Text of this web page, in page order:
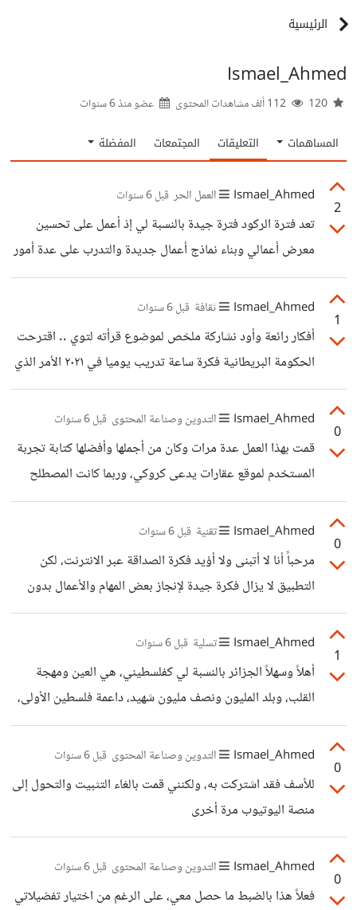
الرئيسية
Ismael_Ahmed
عضو منذ6 سنوات
المساهمات التعليقات المجتمعات المفضلة
2
Ismael_Ahmed العمل الحر قبل 6 سنوات
تعد فترة الركود فترة جيدة بالنسبة لي إذ أعمل على تحسين
معرض أعمالي وبناء نماذج أعمال جديدة والتدرب على عدة أمور
لم يكن بمقدوري فعلها سابقاً
1
Ismael_Ahmed ثقافة قبل 6 سنوات
أفكار رائعة وأود نشاركة ملخص لموضوع قرأته لتوي .. اقترحت
الحكومة البريطانية فكرة ساعة تدريب يوميا في ٢٠٢١ الأمر الذي
يجعل منك إنسانا أفضل كل يوم
0
Ismael_Ahmed التدوين وصناعة المحتوى قبل 6 سنوات
قمت بهذا العمل عدة مرات وكان من أجملها وأفضلها كتابة تجربة
المستخدم لموقع عقارات يدعى كروكي، وربما كانت المصطلح
يبدو حديثاً، لكنه موجود ويمارس منذ زمن وبمسميات مختلفة
0
Ismael_Ahmed تقنية قبل 6 سنوات
مرحباً أنا لا أتبنى ولا أؤيد فكرة الصداقة عبر الانترنت، لكن
التطبيق لا يزال فكرة جيدة لإنجاز بعض المهام والأعمال بدون
حواجز لغوية أو مكانية. ربما سيكون خياراً رائعا لأولئك الذين
يعملون في مجال التجارة الالكترونية ويودون استهداف اسواق
جديدة بدون أن تؤثر عليهم عوائق لغوية.
1
Ismael_Ahmed تسلية قبل 6 سنوات
أهلاً وسهلاً الجزائر بالنسبة لي كفلسطيني، هي العين ومهجة
القلب، وبلد المليون ونصف مليون شهيد، داعمة فلسطين الأولى،
وكما قال الراحل بومدين" الجزائر مع فلسطين ظالمة أو
مظلومة".
0
Ismael_Ahmed التدوين وصناعة المحتوى قبل 6 سنوات
للأسف فقد اشتركت به، ولكنني قمت بالغاء التثبيت والتحول إلى
منصة اليوتيوب مرة أخرى
0
Ismael_Ahmed التدوين وصناعة المحتوى قبل 6 سنوات
فعلاً هذا بالضبط ما حصل معي، على الرغم من اختيار تفضيلاتي